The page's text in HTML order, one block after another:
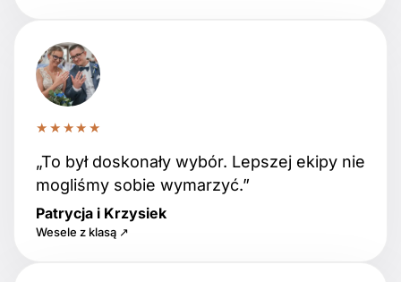
★★★★★
„To był doskonały wybór. Lepszej ekipy nie
mogliśmy sobie wymarzyć.”
Patrycja i Krzysiek
Wesele z klasą ↗